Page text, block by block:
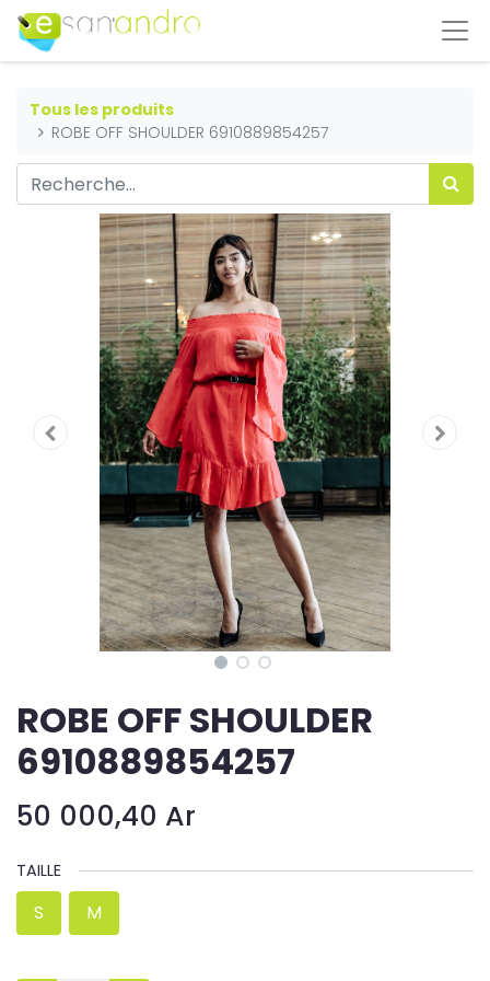
Tous les produits
ROBE OFF SHOULDER 6910889854257
ROBE OFF SHOULDER
6910889854257
50 000,40 Ar
TAILLE
S M